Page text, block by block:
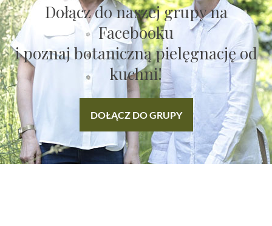
Dołącz do naszej grupy na
Facebooku
i poznaj botaniczną pielęgnację od
kuchni!
DOŁĄCZ DO GRUPY